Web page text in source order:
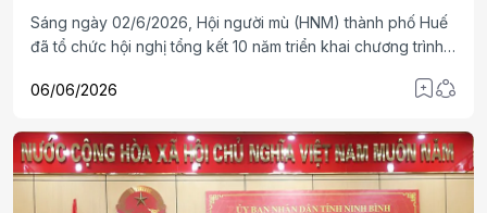
phụ nữ thành phố
Sáng ngày 02/6/2026, Hội người mù (HNM) thành phố Huế
đã tổ chức hội nghị tổng kết 10 năm triển khai chương trình
2016-2026 và sơ kết 05 năm thực hiện chương trình “Mái ấm
2021-2025.
06/06/2026